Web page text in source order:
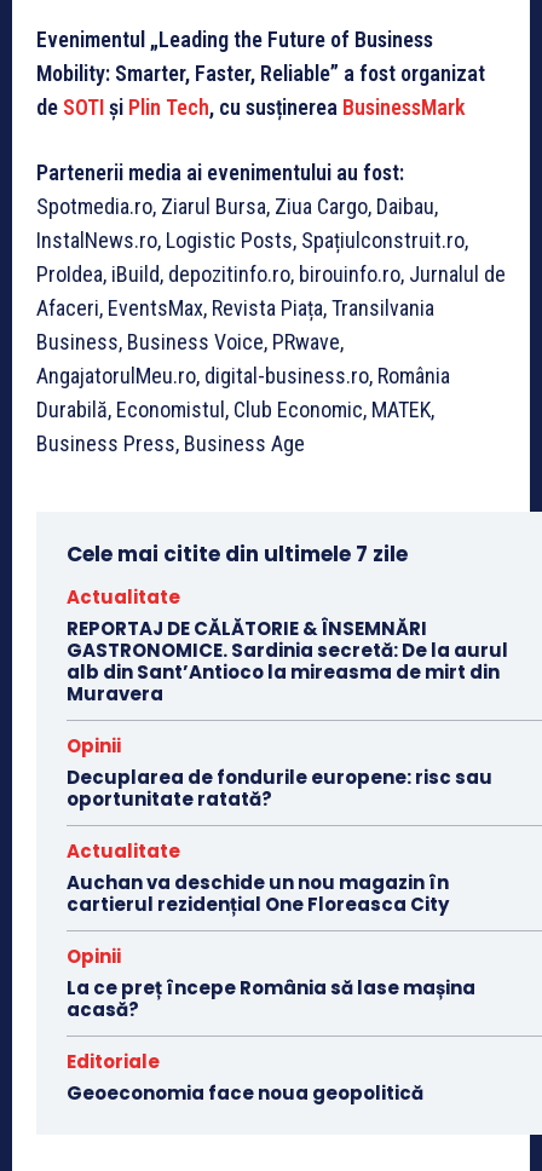
Evenimentul „Leading the Future of Business
Mobility: Smarter, Faster, Reliable” a fost organizat
de SOTIși Plin Tech, cu susținerea BusinessMark
Partenerii media ai evenimentului au fost:
Spotmedia.ro, Ziarul Bursa, Ziua Cargo, Daibau,
InstalNews.ro, Logistic Posts, Spațiulconstruit.ro,
ProIdea, iBuild, depozitinfo.ro, birouinfo.ro, Jurnalul de
Afaceri, EventsMax, Revista Piața, Transilvania
Business, Business Voice, PRwave,
AngajatorulMeu.ro, digital-business.ro, România
Durabilă, Economistul, Club Economic, MATEK,
Business Press, Business Age
Cele mai citite din ultimele 7 zile
Actualitate
REPORTAJ DE CĂLĂTORIE & ÎNSEMNĂRI
GASTRONOMICE. Sardinia secretă: De la aurul
alb din Sant’Antioco la mireasma de mirt din
Muravera
Opinii
Decuplarea de fondurile europene: risc sau
oportunitate ratată?
Actualitate
Auchan va deschide un nou magazin în
cartierul rezidențial One Floreasca City
Opinii
La ce preț începe România să lase mașina
acasă?
Editoriale
Geoeconomia face noua geopolitică